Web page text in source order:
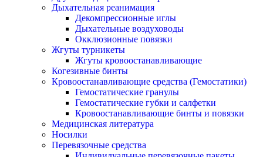
Дыхательная реанимация
Декомпрессионные иглы
Дыхательные воздуховоды
Окклюзионные повязки
Жгуты турникеты
Жгуты кровоостанавливающие
Когезивные бинты
Кровоостанавливающие средства (Гемостатики)
Гемостатические гранулы
Гемостатические губки и салфетки
Кровоостанавливающие бинты и повязки
Медицинская литература
Носилки
Перевязочные средства